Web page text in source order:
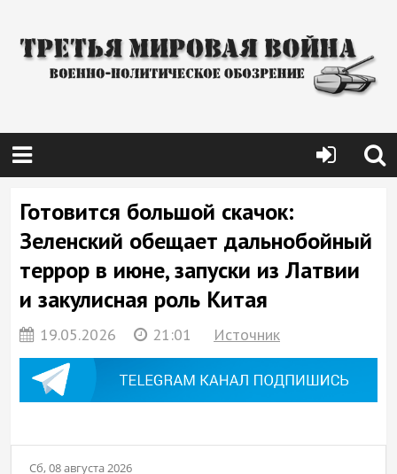
Готовится большой скачок:
Зеленский обещает дальнобойный
террор в июне, запуски из Латвии
и закулисная роль Китая
19.05.2026 21:01 Источник